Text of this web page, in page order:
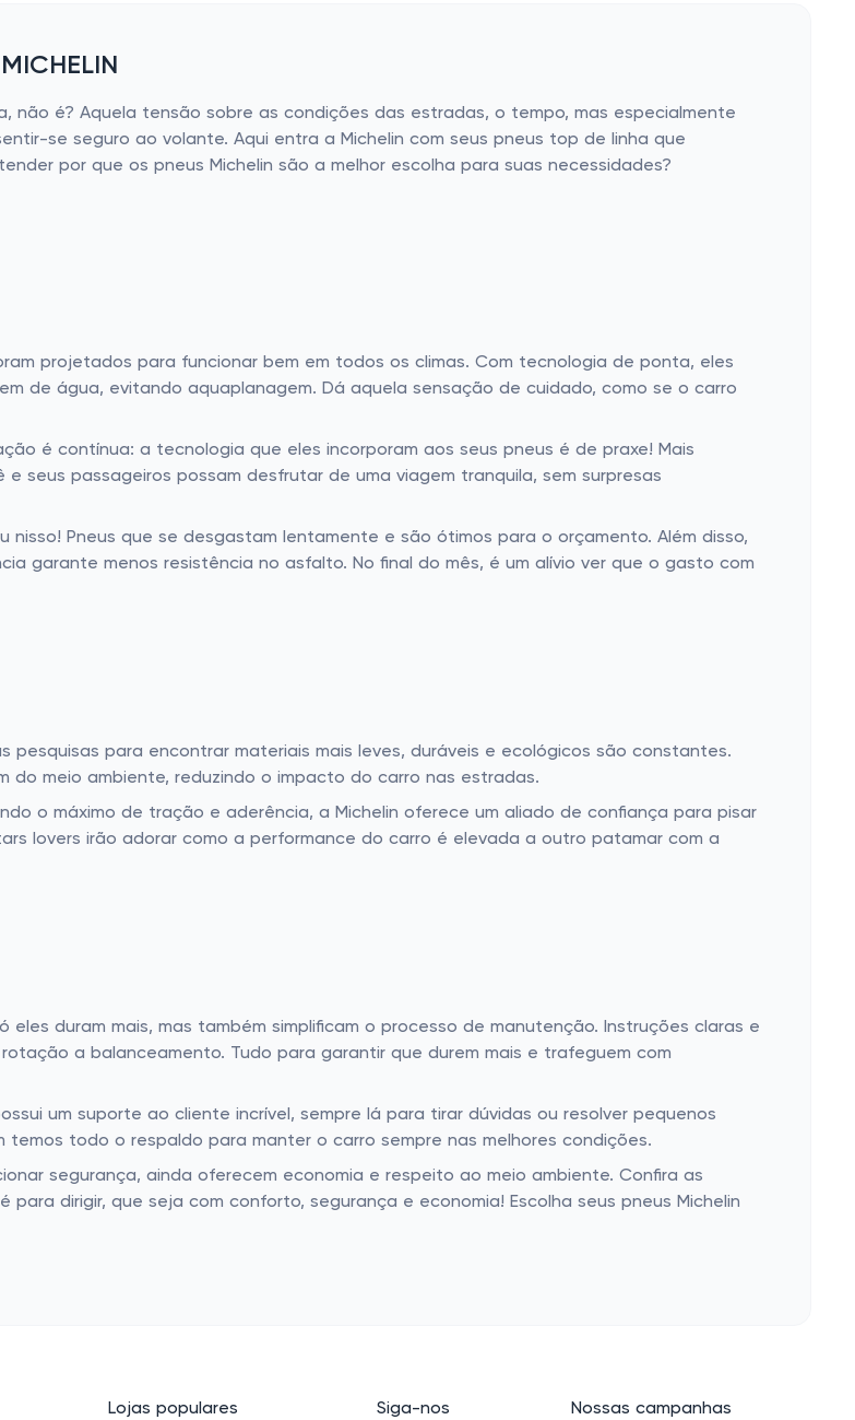
não é? Aquela tensão sobre as condições das estradas, o tempo, mas especialmente
se seguro ao volante. Aqui entra a Michelin com seus pneus top de linha que
por que os pneus Michelin são a melhor escolha para suas necessidades?
projetados para funcionar bem em todos os climas. Com tecnologia de ponta, eles
de água, evitando aquaplanagem. Dá aquela sensação de cuidado, como se o carro
é contínua: a tecnologia que eles incorporam aos seus pneus é de praxe! Mais
seus passageiros possam desfrutar de uma viagem tranquila, sem surpresas
nisso! Pneus que se desgastam lentamente e são ótimos para o orçamento. Além disso,
garante menos resistência no asfalto. No final do mês, é um alívio ver que o gasto com
pesquisas para encontrar materiais mais leves, duráveis e ecológicos são constantes.
do meio ambiente, reduzindo o impacto do carro nas estradas.
o máximo de tração e aderência, a Michelin oferece um aliado de confiança para pisar
lovers irão adorar como a performance do carro é elevada a outro patamar com a
duram mais, mas também simplificam o processo de manutenção. Instruções claras e
a balanceamento. Tudo para garantir que durem mais e trafeguem com
um suporte ao cliente incrível, sempre lá para tirar dúvidas ou resolver pequenos
temos todo o respaldo para manter o carro sempre nas melhores condições.
segurança, ainda oferecem economia e respeito ao meio ambiente. Confira as
dirigir, que seja com conforto, segurança e economia! Escolha seus pneus Michelin
Lojas populares Siga-nos Nossas campanhas